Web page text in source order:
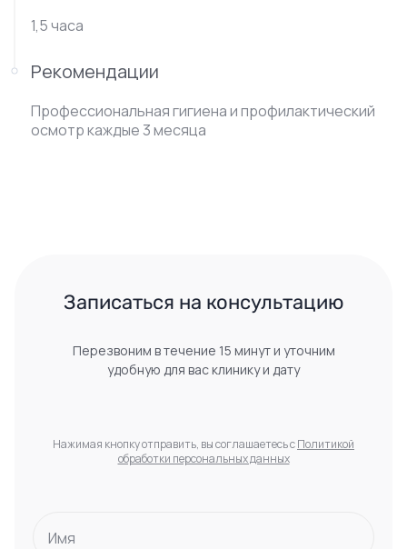
1,5 часа
Рекомендации
Профессиональная гигиена и профилактический
осмотр каждые 3 месяца
Записаться на консультацию
Перезвоним в течение 15 минут и уточним
удобную для вас клинику и дату
Нажимая кнопку отправить, вы соглашаетесь сПолитикой
обработки персональных данных
Имя